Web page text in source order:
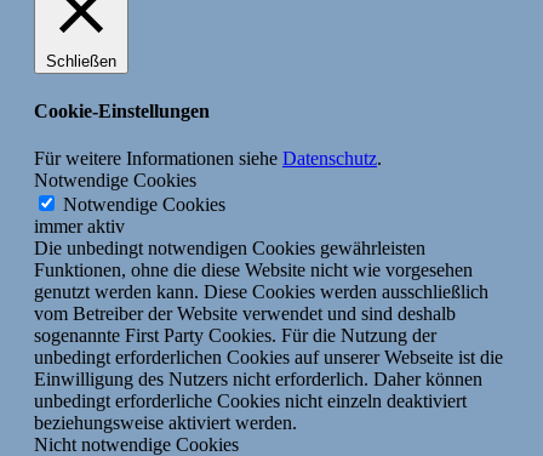
Schließen
Cookie-Einstellungen
Für weitere Informationen siehe Datenschutz.
Notwendige Cookies
Notwendige Cookies
immer aktiv
Die unbedingt notwendigen Cookies gewährleisten
Funktionen, ohne die diese Website nicht wie vorgesehen
genutzt werden kann. Diese Cookies werden ausschließlich
vom Betreiber der Website verwendet und sind deshalb
sogenannte First Party Cookies. Für die Nutzung der
unbedingt erforderlichen Cookies auf unserer Webseite ist die
Einwilligung des Nutzers nicht erforderlich. Daher können
unbedingt erforderliche Cookies nicht einzeln deaktiviert
beziehungsweise aktiviert werden.
Nicht notwendige Cookies